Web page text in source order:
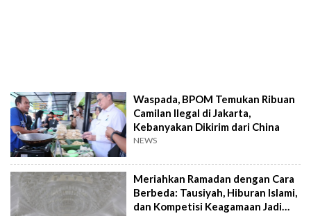
Waspada, BPOM Temukan Ribuan
Camilan Ilegal di Jakarta,
Kebanyakan Dikirim dari China
NEWS
Meriahkan Ramadan dengan Cara
Berbeda: Tausiyah, Hiburan Islami,
dan Kompetisi Keagamaan Jadi